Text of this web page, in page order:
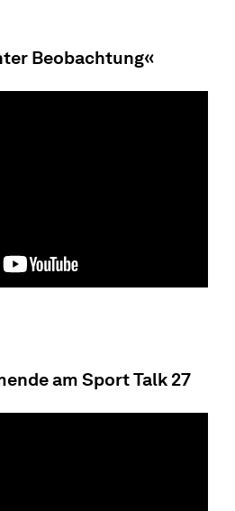
Beobachtung«
am Sport Talk 27